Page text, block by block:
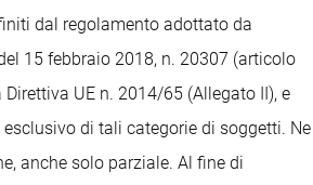
dal regolamento adottato da
15 febbraio 2018, n. 20307 (articolo
UE n. 2014/65 (Allegato II), e
di tali categorie di soggetti. Ne
anche solo parziale. Al fine di